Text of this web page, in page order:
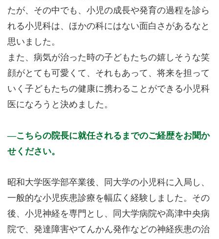
たが、その中でも、小児の成長や発育の過程を診ら
れる小児科は、ほかの科にはない面白さがあるなと
思いました。
また、病気が治った時の子どもたちの嬉しそうな笑
顔がとても可愛くて、それもあって、将来を担って
いく子どもたちの健康に携わることができる小児科
医になろうと決めました。
こちらの院長に就任されるまでのご経歴をお聞か
せください。
昭和大学医学部卒業後、同大学の小児科に入局し、
一般的な小児疾患診療を幅広く経験しました。その
後、小児神経を専門とし、同大学病院や高津中央病
院で、発達障害やてんかん発作などの神経疾患の治